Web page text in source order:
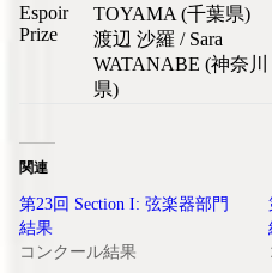
Espoir
Prize
TOYAMA (千葉県)
渡辺 沙羅 / Sara
WATANABE (神奈川
県)
関連
第23回 Section I: 弦楽器部門
結果
コンクール結果